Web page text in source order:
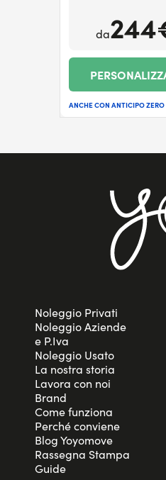
da
ANCHE CON ANTICIPO ZERO
Noleggio Privati
Noleggio Aziende
e P.Iva
Noleggio Usato
La nostra storia
Lavora con noi
Brand
Come funziona
Perché conviene
Blog Yoyomove
Rassegna Stampa
Guide